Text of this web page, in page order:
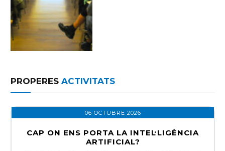
PROPERES ACTIVITATS
06 OCTUBRE 2026
CAP ON ENS PORTA LA INTEL·LIGÈNCIA
ARTIFICIAL?